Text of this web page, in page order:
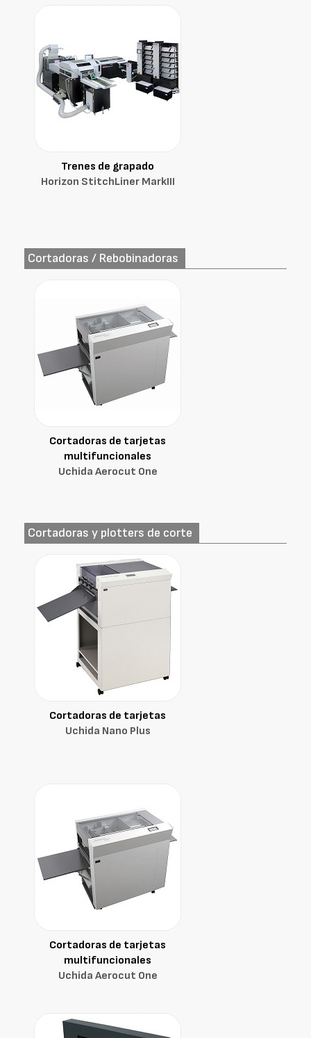
Trenes de grapado
Horizon StitchLiner MarkIII
Cortadoras / Rebobinadoras
Cortadoras de tarjetas
multifuncionales
Uchida Aerocut One
Cortadoras y plotters de corte
Cortadoras de tarjetas
Uchida Nano Plus
Cortadoras de tarjetas
multifuncionales
Uchida Aerocut One